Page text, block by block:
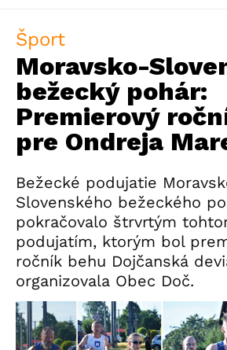
Šport
Moravsko-
bežecký pohár:
Premierový
pre Ondreja
Bežecké podujatie
Slovenského bežeckého
pokračovalo štrvrtým
podujatím, ktorým bol
ročník behu Dojčanská
organizovala Obec Doč.